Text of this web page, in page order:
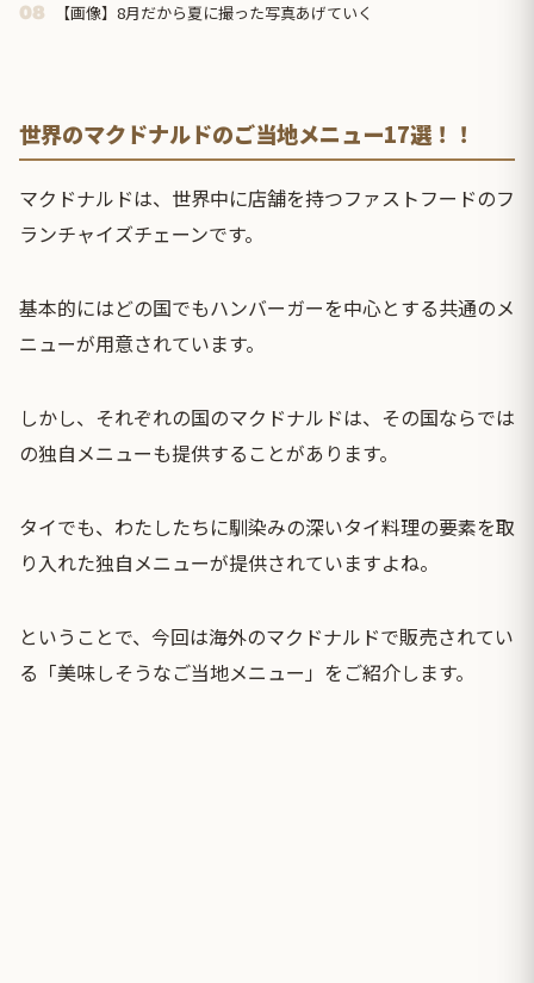
08 【画像】8月だから夏に撮った写真あげていく
世界のマクドナルドのご当地メニュー17選！！
マクドナルドは、世界中に店舗を持つファストフードのフ
ランチャイズチェーンです。
基本的にはどの国でもハンバーガーを中心とする共通のメ
ニューが用意されています。
しかし、それぞれの国のマクドナルドは、その国ならでは
の独自メニューも提供することがあります。
タイでも、わたしたちに馴染みの深いタイ料理の要素を取
り入れた独自メニューが提供されていますよね。
ということで、今回は海外のマクドナルドで販売されてい
る「美味しそうなご当地メニュー」をご紹介します。